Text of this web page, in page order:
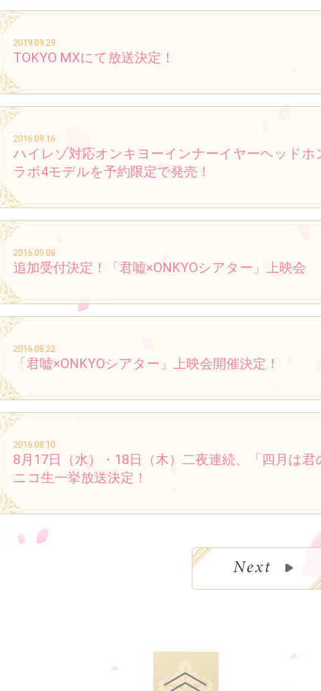
2019.09.29
TOKYO MXにて放送決定！
2016.09.16
ハイレゾ対応オンキヨーインナーイヤーヘッドホ
ラボ4モデルを予約限定で発売！
2016.09.08
追加受付決定！「君嘘×ONKYOシアター」上映会
2016.08.22
「君嘘×ONKYOシアター」上映会開催決定！
2016.08.10
8月17日（水）・18日（木）二夜連続、「四月は君
ニコ生一挙放送決定！